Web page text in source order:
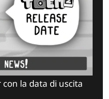
la data di uscita